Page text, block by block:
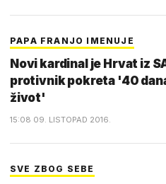
PAPA FRANJO IMENUJE
Novi kardinal je Hrvat iz
protivnik pokreta '40
život'
15:08 09. LISTOPAD 2016.
SVE ZBOG SEBE